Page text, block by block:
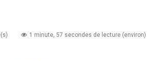
1 minute, 57 secondes de lecture (environ)